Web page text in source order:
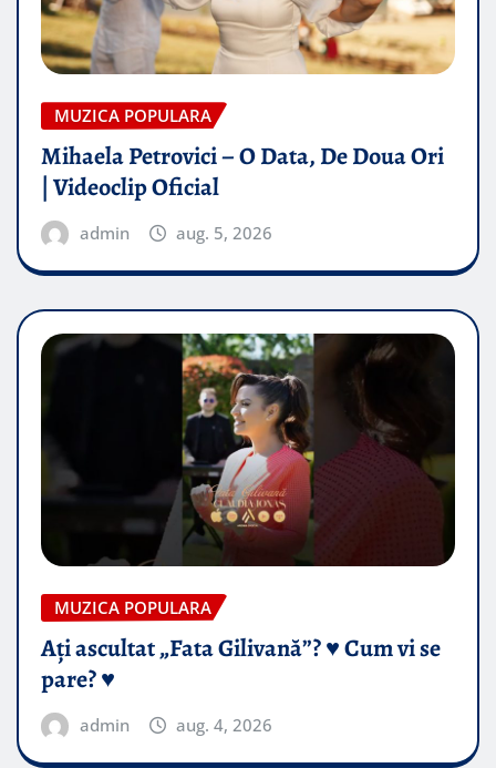
MUZICA POPULARA
Mihaela Petrovici – O Data, De Doua Ori
| Videoclip Oficial
admin aug. 5, 2026
MUZICA POPULARA
Ați ascultat „Fata Gilivană”? ♥️ Cum vi se
pare? ♥️
admin aug. 4, 2026